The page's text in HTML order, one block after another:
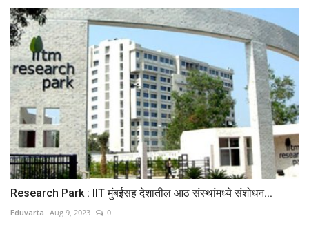
Research Park : IIT मुंबईसह देशातील आठ संस्थांमध्ये संशोधन...
Eduvarta Aug 9, 2023 0